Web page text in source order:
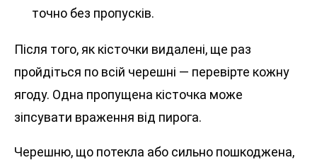
точно без пропусків.
Після того, як кісточки видалені, ще раз
пройдіться по всій черешні — перевірте кожну
ягоду. Одна пропущена кісточка може
зіпсувати враження від пирога.
Черешню, що потекла або сильно пошкоджена,